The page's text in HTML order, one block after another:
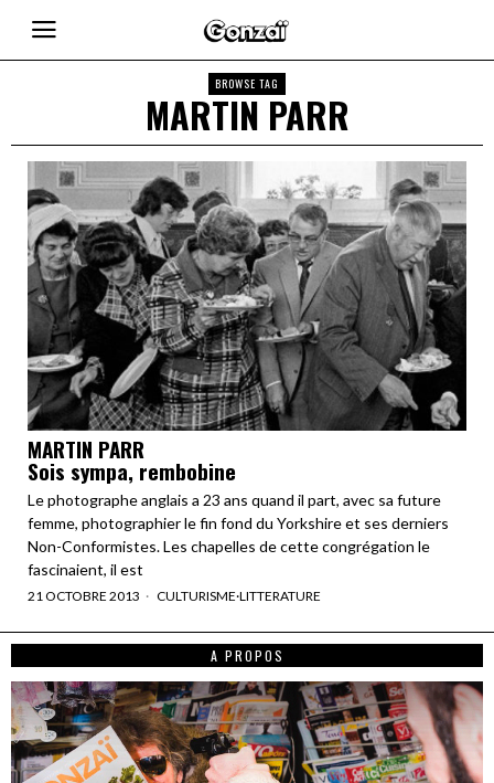
BROWSE TAG
MARTIN PARR
MARTIN PARR
Sois sympa, rembobine
Le photographe anglais a 23 ans quand il part, avec sa future
femme, photographier le fin fond du Yorkshire et ses derniers
Non-Conformistes. Les chapelles de cette congrégation le
fascinaient, il est
21 OCTOBRE 2013 CULTURISME·LITTERATURE
A PROPOS